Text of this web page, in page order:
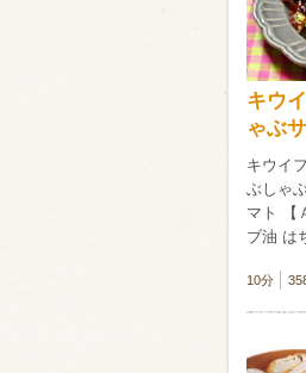
キウ
ゃぶ
キウイ
ぶしゃ
マト 【
ブ油 は
10分